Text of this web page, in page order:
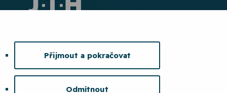
Přijmout a pokračovat
Odmítnout